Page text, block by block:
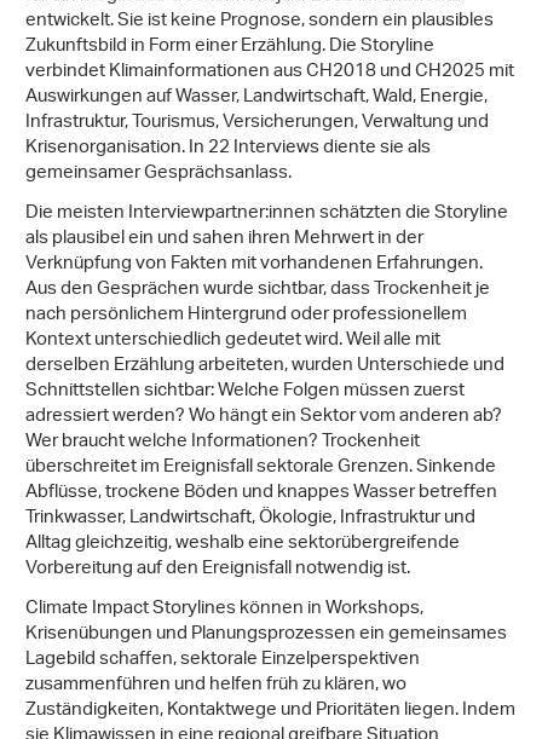
entwickelt. Sie ist keine Prognose, sondern ein plausibles
Zukunftsbild in Form einer Erzählung. Die Storyline
verbindet Klimainformationen aus CH2018 und CH2025 mit
Auswirkungen auf Wasser, Landwirtschaft, Wald, Energie,
Infrastruktur, Tourismus, Versicherungen, Verwaltung und
Krisenorganisation. In 22 Interviews diente sie als
gemeinsamer Gesprächsanlass.
Die meisten Interviewpartner:innen schätzten die Storyline
als plausibel ein und sahen ihren Mehrwert in der
Verknüpfung von Fakten mit vorhandenen Erfahrungen.
Aus den Gesprächen wurde sichtbar, dass Trockenheit je
nach persönlichem Hintergrund oder professionellem
Kontext unterschiedlich gedeutet wird. Weil alle mit
derselben Erzählung arbeiteten, wurden Unterschiede und
Schnittstellen sichtbar: Welche Folgen müssen zuerst
adressiert werden? Wo hängt ein Sektor vom anderen ab?
Wer braucht welche Informationen? Trockenheit
überschreitet im Ereignisfall sektorale Grenzen. Sinkende
Abflüsse, trockene Böden und knappes Wasser betreffen
Trinkwasser, Landwirtschaft, Ökologie, Infrastruktur und
Alltag gleichzeitig, weshalb eine sektorübergreifende
Vorbereitung auf den Ereignisfall notwendig ist.
Climate Impact Storylines können in Workshops,
Krisenübungen und Planungsprozessen ein gemeinsames
Lagebild schaffen, sektorale Einzelperspektiven
zusammenführen und helfen früh zu klären, wo
Zuständigkeiten, Kontaktwege und Prioritäten liegen. Indem